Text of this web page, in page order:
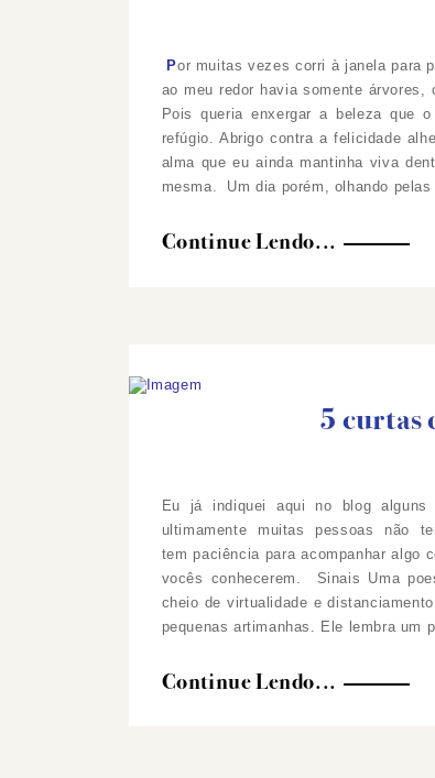
Por muitas vezes corri à janela para
ao meu redor havia somente
Pois queria enxergar a beleza que
refúgio. Abrigo contra a felicidade
alma que eu ainda mantinha viva
mesma. Um dia porém, olhando
Continue Lendo...
5 curtas
Eu já indiquei aqui no blog
ultimamente muitas pessoas não
tem paciência para acompanhar algo
vocês conhecerem.
Sinais Uma
cheio de virtualidade e
pequenas artimanhas. Ele lembra um
Continue Lendo...